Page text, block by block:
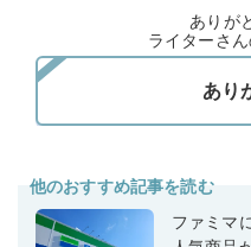
ありが
ライターさ
他のおすすめ記事を読む
ファミマ